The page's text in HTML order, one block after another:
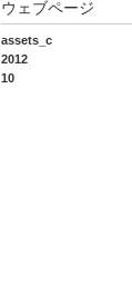
ウェブページ
assets_c
2012
10